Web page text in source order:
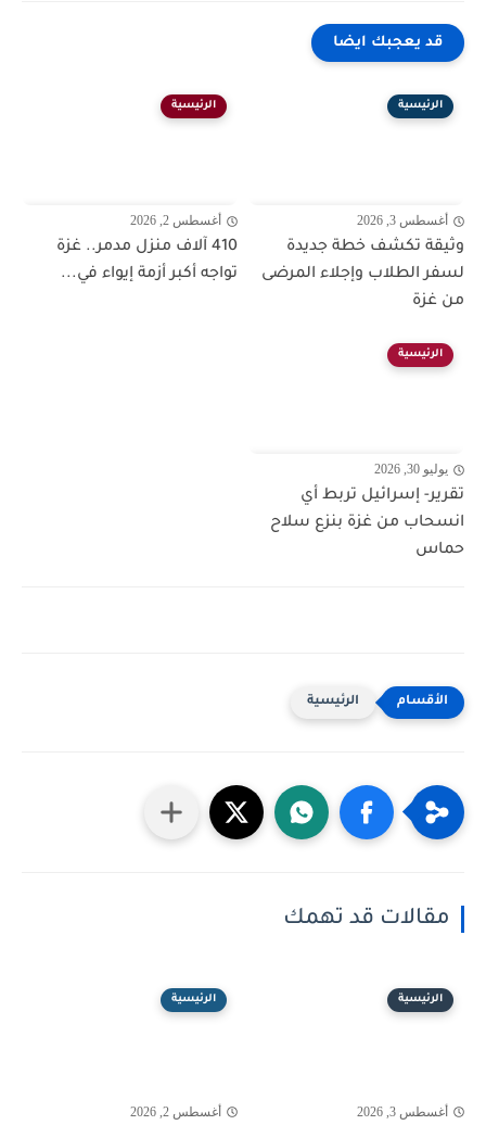
قد يعجبك ايضا
الرئيسية
أغسطس 3, 2026
وثيقة تكشف خطة جديدة
لسفر الطلاب وإجلاء المرضى
من غزة
الرئيسية
أغسطس 2, 2026
410 آلاف منزل مدمر.. غزة
تواجه أكبر أزمة إيواء في...
الرئيسية
يوليو 30, 2026
تقرير- إسرائيل تربط أي
انسحاب من غزة بنزع سلاح
حماس
الرئيسية
مقالات قد تهمك
الرئيسية
أغسطس 3, 2026
الرئيسية
أغسطس 2, 2026